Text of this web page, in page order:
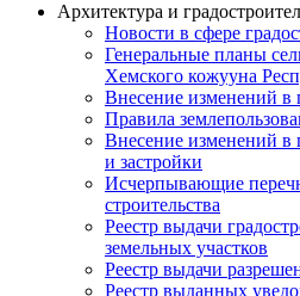
Архитектура и
Новости в сфере
Генеральные планы
Хемского кожууна
Внесение изменений в
Правила
Внесение изменений в
и застройки
Исчерпывающие
строительства
Реестр выдачи
земельных участков
Реестр выдачи
Реестр выданных